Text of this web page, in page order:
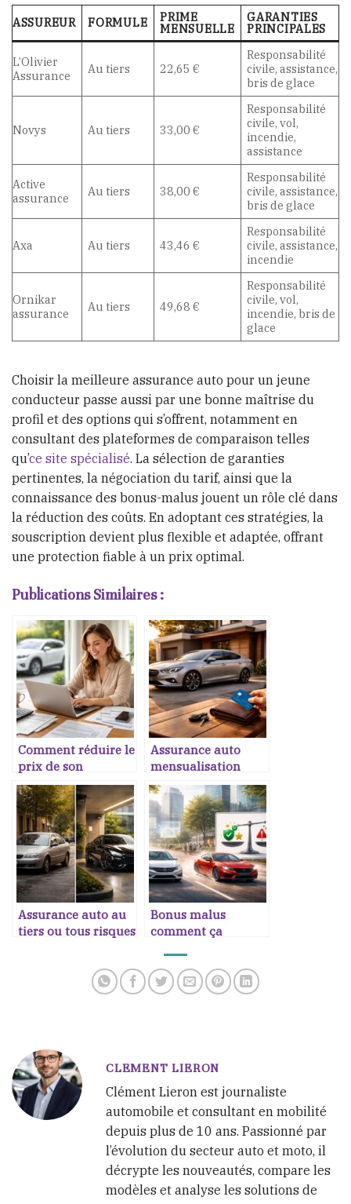
ASSUREUR FORMULE PRIME
MENSUELLE
GARANTIES
PRINCIPALES
L’Olivier
Assurance
Au tiers 22,65 €
Responsabilité
civile, assistance,
bris de glace
Novys Au tiers 33,00 €
Responsabilité
civile, vol,
incendie,
assistance
Active
assurance
Au tiers 38,00 €
Responsabilité
civile, assistance,
bris de glace
Axa Au tiers 43,46 €
Responsabilité
civile, assistance,
incendie
Ornikar
assurance
Au tiers 49,68 €
Responsabilité
civile, vol,
incendie, bris de
glace
Choisir la meilleure assurance auto pour un jeune
conducteur passe aussi par une bonne maîtrise du
profil et des options qui s’offrent, notamment en
consultant des plateformes de comparaison telles
qu’ce site spécialisé. La sélection de garanties
pertinentes, la négociation du tarif, ainsi que la
connaissance des bonus-malus jouent un rôle clé dans
la réduction des coûts. En adoptant ces stratégies, la
souscription devient plus flexible et adaptée, offrant
une protection fiable à un prix optimal.
Publications Similaires :
Comment réduire le
prix de son
assurance auto
Assurance auto
mensualisation
sans frais
Assurance auto au
tiers ou tous risques
Bonus malus
comment ça
CLEMENT LIERON
Clément Lieron est journaliste
automobile et consultant en mobilité
depuis plus de 10 ans. Passionné par
l’évolution du secteur auto et moto, il
décrypte les nouveautés, compare les
modèles et analyse les solutions de